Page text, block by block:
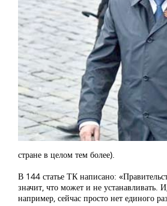
стране в целом тем более).
В 144 статье ТК написано:
значит, что может и не устанавливать.
например, сейчас просто нет единого